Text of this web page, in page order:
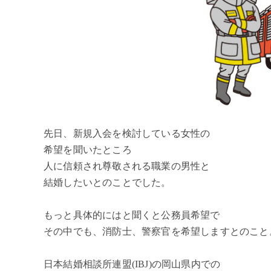
先日、新規入会を検討している女性の
希望を聞いたところ
人に信頼され尊敬される職業の男性と
結婚したいとのことでした。
もっと具体的にはと聞くと公務員希望で
その中でも、消防士、警察官を希望しますとのこと
日本結婚相談所連盟(IBJ)の岡山県内での